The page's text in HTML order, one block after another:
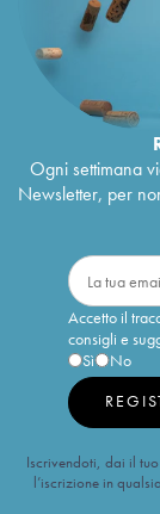
Ogni settimana
Newsletter, per
Accetto il
consigli e
Sì
No
Iscrivendoti, dai il
l’iscrizione in